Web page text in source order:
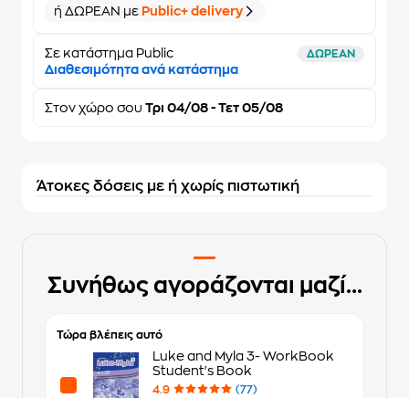
ή ΔΩΡΕΑΝ με Public+ delivery
Σε κατάστημα Public ΔΩΡΕΑΝ
Διαθεσιμότητα ανά κατάστημα
Στον χώρο σου Τρι 04/08 - Τετ 05/08
Άτοκες δόσεις με ή χωρίς πιστωτική
Συνήθως αγοράζονται μαζί...
Τώρα βλέπεις αυτό
Luke and Myla 3- WorkBook
Student's Book
4.9
(77)